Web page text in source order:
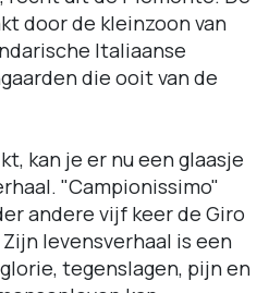
door de kleinzoon van
Italiaanse
die ooit van de
kan je er nu een glaasje
"Campionissimo"
andere vijf keer de Giro
levensverhaal is een
tegenslagen, pijn en